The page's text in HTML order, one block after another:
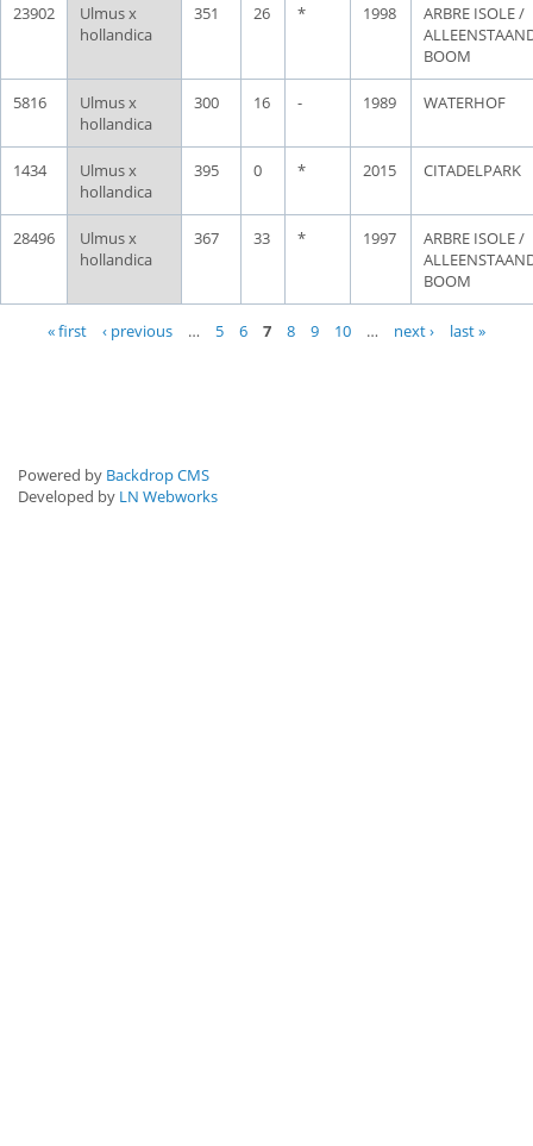
23902
Ulmus x
hollandica
351 26 * 1998
ARBRE ISOLE /
BOOM
5816
Ulmus x
hollandica
300 16 - 1989 WATERHOF
1434
Ulmus x
hollandica
395 0 * 2015 CITADELPARK
28496
Ulmus x
hollandica
367 33 * 1997
ARBRE ISOLE /
BOOM
Pages
« first ‹ previous … 5 6 7 8 9 10 … next › last »
Powered by Backdrop CMS
Developed by LN Webworks